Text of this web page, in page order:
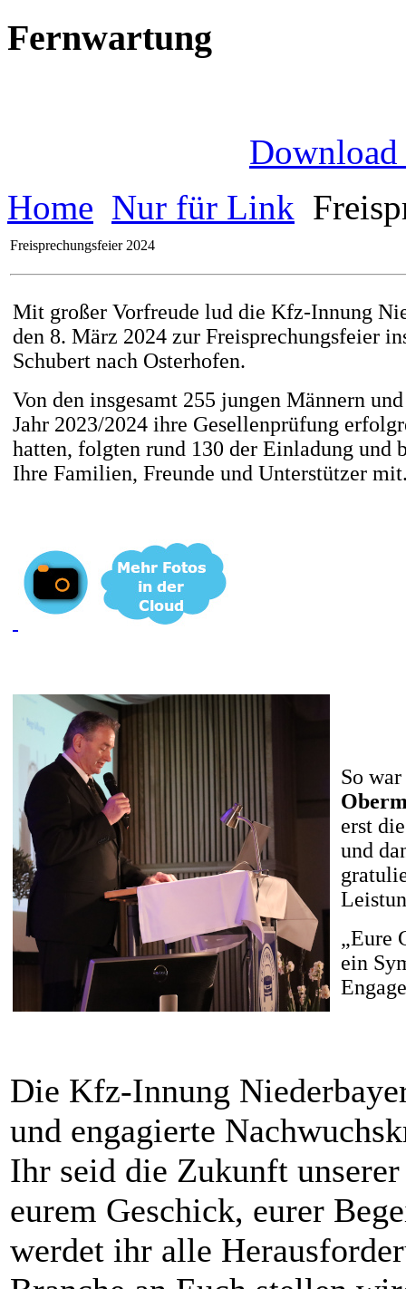
Fernwartung
Download
Home Nur für Link
Freisprechungsfeier 2024
Mit großer Vorfreude lud die Kfz-Innung
den 8. März 2024 zur Freisprechungsfeier
Schubert nach Osterhofen.
Von den insgesamt 255 jungen Männern
Jahr 2023/2024 ihre Gesellenprüfung
hatten, folgten rund 130 der Einladung und
Ihre Familien, Freunde und Unterstützer
So
erst
und
„Eure
ein
Die Kfz-Innung
und engagierte
Ihr seid die Zukunft
eurem Geschick, eurer
werdet ihr alle